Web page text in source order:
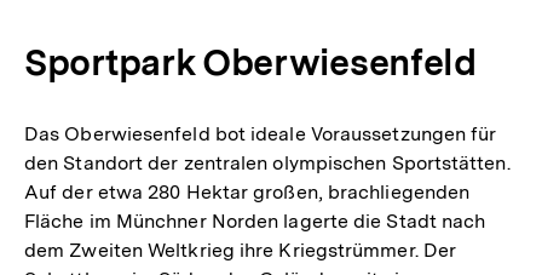
Fußnote
Sportpark Oberwiesenfeld
Das Oberwiesenfeld bot ideale Voraussetzungen für
den Standort der zentralen olympischen Sportstätten.
Auf der etwa 280 Hektar großen, brachliegenden
Fläche im Münchner Norden lagerte die Stadt nach
dem Zweiten Weltkrieg ihre Kriegstrümmer. Der